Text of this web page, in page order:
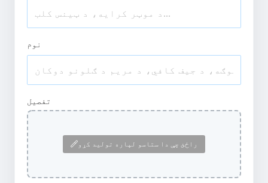
نوم
تفصیل
راځئ چې دا ستاسو لپاره تولید کړو